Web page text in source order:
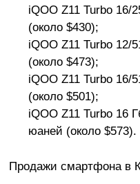
iQOO Z11 Turbo
(около $430);
iQOO Z11 Turbo
(около $473);
iQOO Z11 Turbo
(около $501);
iQOO Z11 Turbo 16
юаней (около $573).
Продажи смартфона в